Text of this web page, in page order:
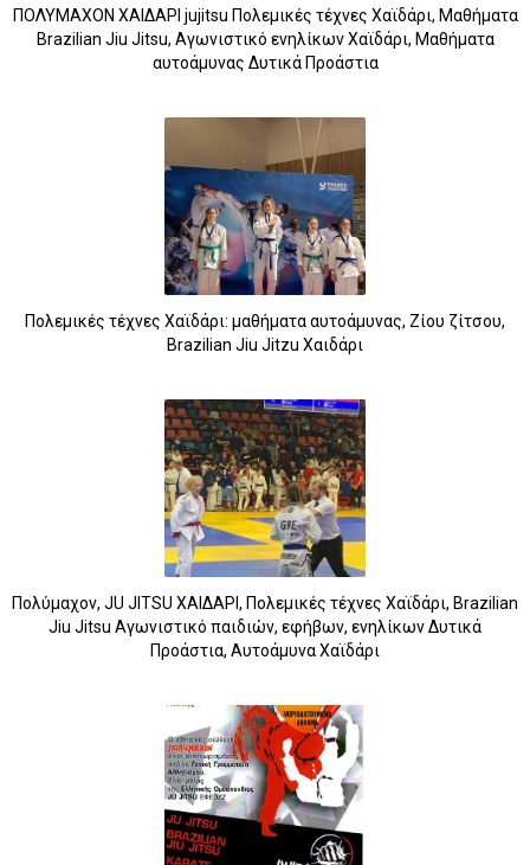
ΠΟΛΥΜΑΧΟΝ ΧΑΙΔΑΡΙ jujitsu Πολεμικές τέχνες Χαϊδάρι, Μαθήματα
Brazilian Jiu Jitsu, Αγωνιστικό ενηλίκων Χαϊδάρι, Μαθήματα
αυτοάμυνας Δυτικά Προάστια
Πολεμικές τέχνες Χαϊδάρι: μαθήματα αυτοάμυνας, Ζίου ζίτσου,
Brazilian Jiu Jitzu Χαιδάρι
Πολύμαχον, JU JITSU ΧΑΙΔΑΡΙ, Πολεμικές τέχνες Χαϊδάρι, Brazilian
Jiu Jitsu Αγωνιστικό παιδιών, εφήβων, ενηλίκων Δυτικά
Προάστια, Αυτοάμυνα Χαϊδάρι